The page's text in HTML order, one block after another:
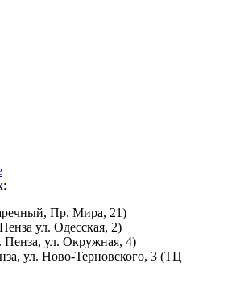
Пр. Мира, 21)
ул. Одесская, 2)
Пенза, ул. Окружная, 4)
ул. Ново-Терновского, 3 (ТЦ